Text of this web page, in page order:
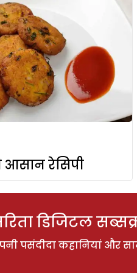
आसान रेसिपी
डिजिटल
पसंदीदा कहानियां और